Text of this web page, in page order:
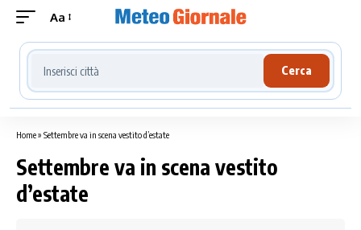
Aa
Cerca località meteo
Cerca
Home» Settembre va in scena vestito d’estate
Settembre va in scena vestito
d’estate